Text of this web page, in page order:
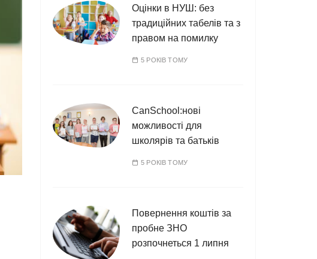
Оцінки в НУШ: без
традиційних табелів та з
правом на помилку
5 РОКІВ ТОМУ
CanSchool:нові
можливості для
школярів та батьків
5 РОКІВ ТОМУ
Повернення коштів за
пробне ЗНО
розпочнеться 1 липня